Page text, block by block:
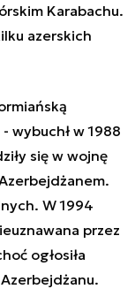
Karabachu.
azerskich
wybuchł w 1988
się w wojnę
W 1994
przez
ogłosiła